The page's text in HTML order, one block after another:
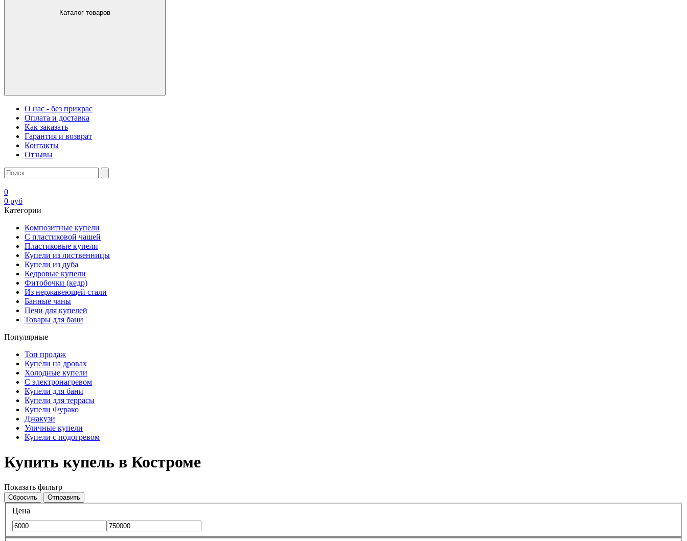
Каталог товаров
О нас - без прикрас
Оплата и доставка
Как заказать
Гарантия и возврат
Контакты
Отзывы
0
0 руб
Категории
Композитные купели
С пластиковой чашей
Пластиковые купели
Купели из лиственницы
Купели из дуба
Кедровые купели
Фитобочки (кедр)
Из нержавеющей стали
Банные чаны
Печи для купелей
Товары для бани
Популярные
Топ продаж
Купели на дровах
Холодные купели
С электронагревом
Купели для бани
Купели для террасы
Купели Фурако
Джакузи
Уличные купели
Купели с подогревом
Купить купель в Костроме
Показать фильтр
Сбросить Отправить
Цена